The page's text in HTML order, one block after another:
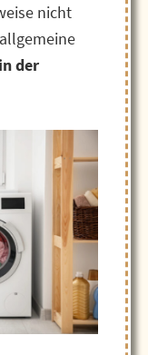
nicht
der